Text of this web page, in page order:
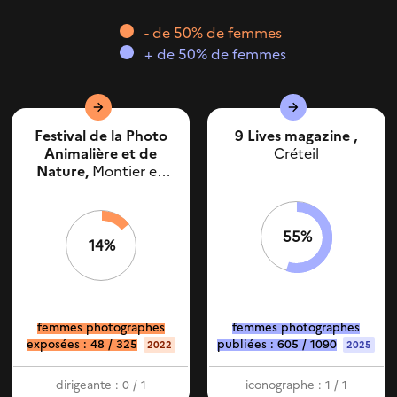
- de 50% de femmes
+ de 50% de femmes
Festival de la Photo
Animalière et de
Nature, Montier en
14%
femmes photographes
exposées : 48 / 325
2022
dirigeante : 0 / 1
9 Lives magazine ,
Créteil
55%
femmes photographes
publiées : 605 / 1090
2025
iconographe : 1 / 1